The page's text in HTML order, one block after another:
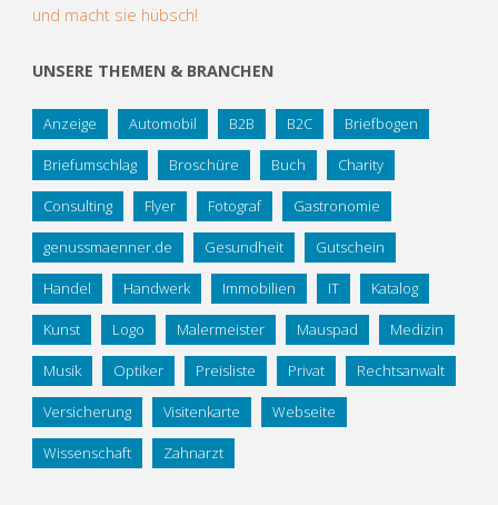
und macht sie hübsch!
UNSERE THEMEN & BRANCHEN
Anzeige Automobil B2B B2C Briefbogen
Briefumschlag Broschüre Buch Charity
Consulting Flyer Fotograf Gastronomie
genussmaenner.de Gesundheit Gutschein
Handel Handwerk Immobilien IT Katalog
Kunst Logo Malermeister Mauspad Medizin
Musik Optiker Preisliste Privat Rechtsanwalt
Versicherung Visitenkarte Webseite
Wissenschaft Zahnarzt